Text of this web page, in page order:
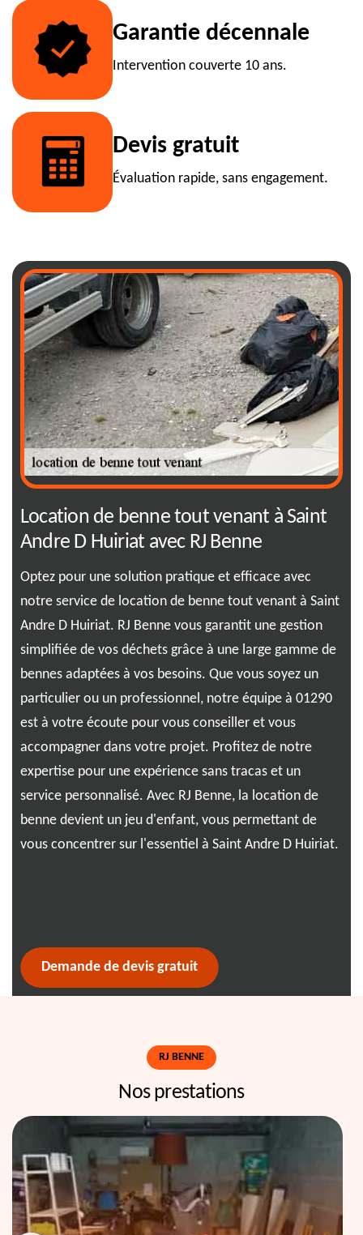
Garantie décennale
Intervention couverte 10 ans.
Devis gratuit
Évaluation rapide, sans engagement.
Location de benne tout venant à Saint
Andre D Huiriat avec RJ Benne
Optez pour une solution pratique et efficace avec
notre service de location de benne tout venant à Saint
Andre D Huiriat. RJ Benne vous garantit une gestion
simplifiée de vos déchets grâce à une large gamme de
bennes adaptées à vos besoins. Que vous soyez un
particulier ou un professionnel, notre équipe à 01290
est à votre écoute pour vous conseiller et vous
accompagner dans votre projet. Profitez de notre
expertise pour une expérience sans tracas et un
service personnalisé. Avec RJ Benne, la location de
benne devient un jeu d'enfant, vous permettant de
vous concentrer sur l'essentiel à Saint Andre D Huiriat.
Demande de devis gratuit
RJ BENNE
Nos prestations